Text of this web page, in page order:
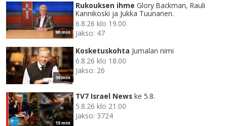
90 min
Rukouksen ihme Glory Backman, Rauli
Kannikoski ja Jukka Tuunanen.
6.8.26 klo 19.00
Jakso: 47
30 min
Kosketuskohta Jumalan nimi
6.8.26 klo 18.00
Jakso: 26
15 min
TV7 Israel News ke 5.8.
5.8.26 klo 21.00
Jakso: 3724